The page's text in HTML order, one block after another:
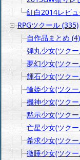
紅白2014レビ
RPGツクール (335)
自作品まとめ (4)
弾丸少女(ツク
夢幻少女(ツク
輝石少女(ツク
輪姫少女(ツク
機神少女(ツク
黙示少女(ツクー
亡星少女(ツク
希求少女(ツク
微睡少女(ツク